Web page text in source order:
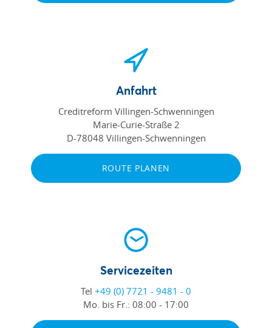
Anfahrt
Creditreform Villingen-Schwenningen
Marie-Curie-Straße 2
D-78048 Villingen-Schwenningen
ROUTE PLANEN
Servicezeiten
Tel +49 (0) 7721 - 9481 - 0
Mo. bis Fr.: 08:00 - 17:00